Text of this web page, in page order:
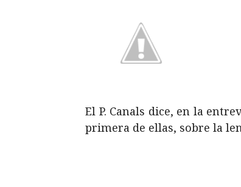
El P. Canals dice, en la
primera de ellas, sobre la